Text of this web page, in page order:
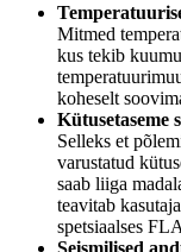
Mitmed
kus tekib
koheselt
Kütusetaseme
Selleks et
varustatud
saab liiga
teavitab
spetsiaalses
Seismilised